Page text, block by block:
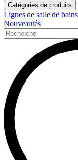
Catégories de produits
Lignes de salle de bains
Nouveautés